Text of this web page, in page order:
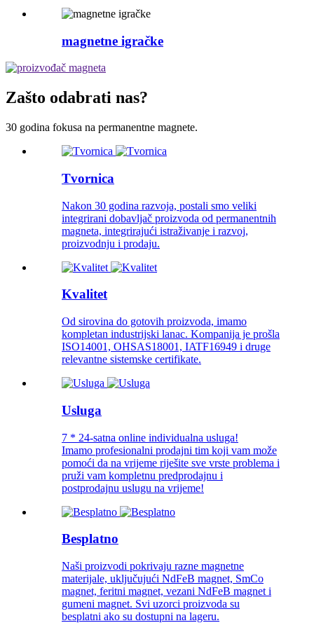
magnetne igračke
Zašto odabrati nas?
30 godina fokusa na permanentne magnete.
Tvornica
Nakon 30 godina razvoja, postali smo veliki
integrirani dobavljač proizvoda od permanentnih
magneta, integrirajući istraživanje i razvoj,
proizvodnju i prodaju.
Kvalitet
Od sirovina do gotovih proizvoda, imamo
kompletan industrijski lanac. Kompanija je prošla
ISO14001, OHSAS18001, IATF16949 i druge
relevantne sistemske certifikate.
Usluga
7 * 24-satna online individualna usluga!
Imamo profesionalni prodajni tim koji vam može
pomoći da na vrijeme riješite sve vrste problema i
pruži vam kompletnu predprodajnu i
postprodajnu uslugu na vrijeme!
Besplatno
Naši proizvodi pokrivaju razne magnetne
materijale, uključujući NdFeB magnet, SmCo
magnet, feritni magnet, vezani NdFeB magnet i
gumeni magnet. Svi uzorci proizvoda su
besplatni ako su dostupni na lageru.